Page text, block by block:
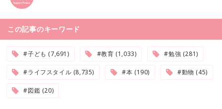
この記事のキーワード
#子ども (7,691) #教育 (1,033) #勉強 (281)
#ライフスタイル (8,735) #本 (190) #動物 (45)
#図鑑 (20)